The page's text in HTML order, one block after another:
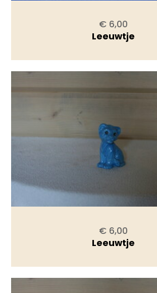
€ 6,00
Leeuwtje
€ 6,00
Leeuwtje